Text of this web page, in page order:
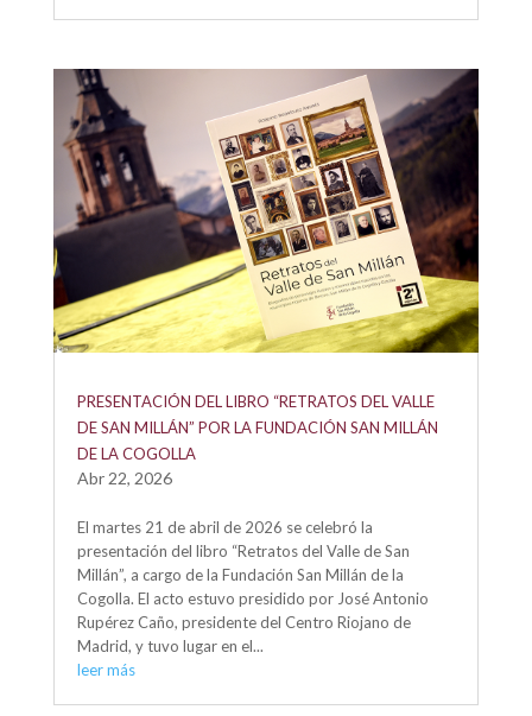
PRESENTACIÓN DEL LIBRO “RETRATOS DEL VALLE
DE SAN MILLÁN” POR LA FUNDACIÓN SAN MILLÁN
DE LA COGOLLA
Abr 22, 2026
El martes 21 de abril de 2026 se celebró la
presentación del libro “Retratos del Valle de San
Millán”, a cargo de la Fundación San Millán de la
Cogolla. El acto estuvo presidido por José Antonio
Rupérez Caño, presidente del Centro Riojano de
Madrid, y tuvo lugar en el...
leer más